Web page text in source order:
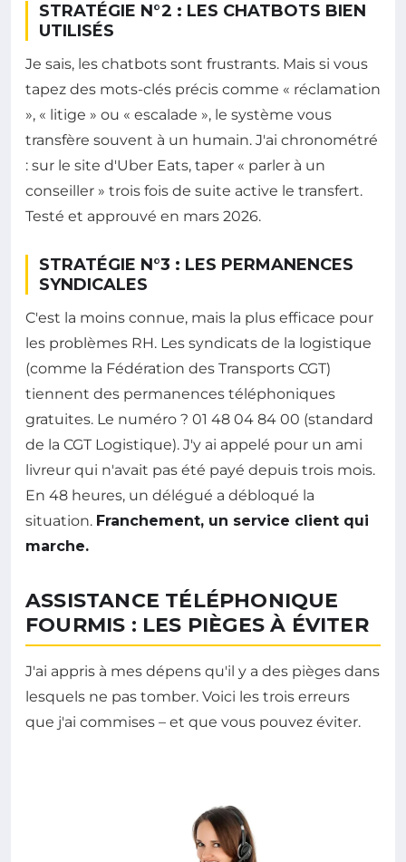
STRATÉGIE N°2 : LES CHATBOTS BIEN
UTILISÉS
Je sais, les chatbots sont frustrants. Mais si vous
tapez des mots-clés précis comme « réclamation
», « litige » ou « escalade », le système vous
transfère souvent à un humain. J'ai chronométré
: sur le site d'Uber Eats, taper « parler à un
conseiller » trois fois de suite active le transfert.
Testé et approuvé en mars 2026.
STRATÉGIE N°3 : LES PERMANENCES
SYNDICALES
C'est la moins connue, mais la plus efficace pour
les problèmes RH. Les syndicats de la logistique
(comme la Fédération des Transports CGT)
tiennent des permanences téléphoniques
gratuites. Le numéro ? 01 48 04 84 00 (standard
de la CGT Logistique). J'y ai appelé pour un ami
livreur qui n'avait pas été payé depuis trois mois.
En 48 heures, un délégué a débloqué la
situation. Franchement, un service client qui
marche.
ASSISTANCE TÉLÉPHONIQUE
FOURMIS : LES PIÈGES À ÉVITER
J'ai appris à mes dépens qu'il y a des pièges dans
lesquels ne pas tomber. Voici les trois erreurs
que j'ai commises – et que vous pouvez éviter.